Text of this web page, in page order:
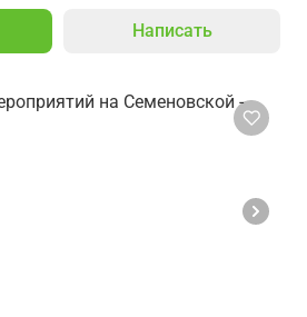
Написать